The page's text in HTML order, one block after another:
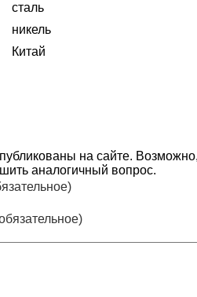
сталь
никель
Китай
на сайте.
аналогичный вопрос.